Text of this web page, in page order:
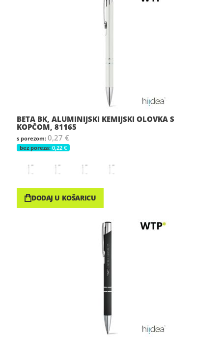
BETA BK, ALUMINIJSKI KEMIJSKI OLOVKA S
KOPČOM, 81165
0,27 €
0,22 €
DODAJ U KOŠARICU